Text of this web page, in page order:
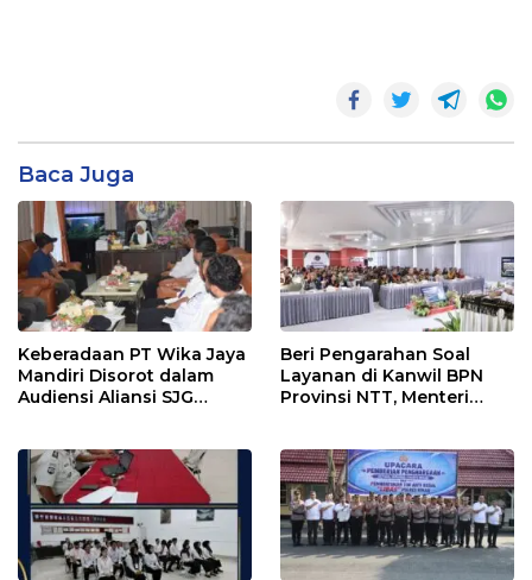
Baca Juga
Keberadaan PT Wika Jaya
Mandiri Disorot dalam
Audiensi Aliansi SJG
Beri Pengarahan Soal
Layanan di Kanwil BPN
Provinsi NTT, Menteri